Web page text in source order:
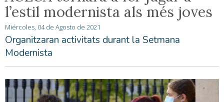
l’estil modernista als més joves
Miércoles, 04 de Agosto de 2021
Organitzaran activitats durant la Setmana
Modernista